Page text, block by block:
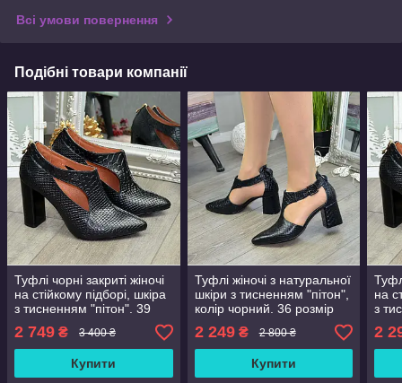
Всі умови повернення
Подібні товари компанії
Туфлі чорні закриті жіночі
на стійкому підборі, шкіра
з тисненням "пітон". 39
2 749 ₴ 3 400 ₴
Купити
Туфлі жіночі з натуральної
шкіри з тисненням "пітон",
колір чорний. 36 розмір
2 249₴ 2 800 ₴
Купити
на
з
2